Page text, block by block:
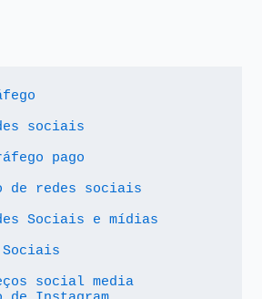
sociais
pago
de redes sociais
Sociais e mídias
Sociais
social media